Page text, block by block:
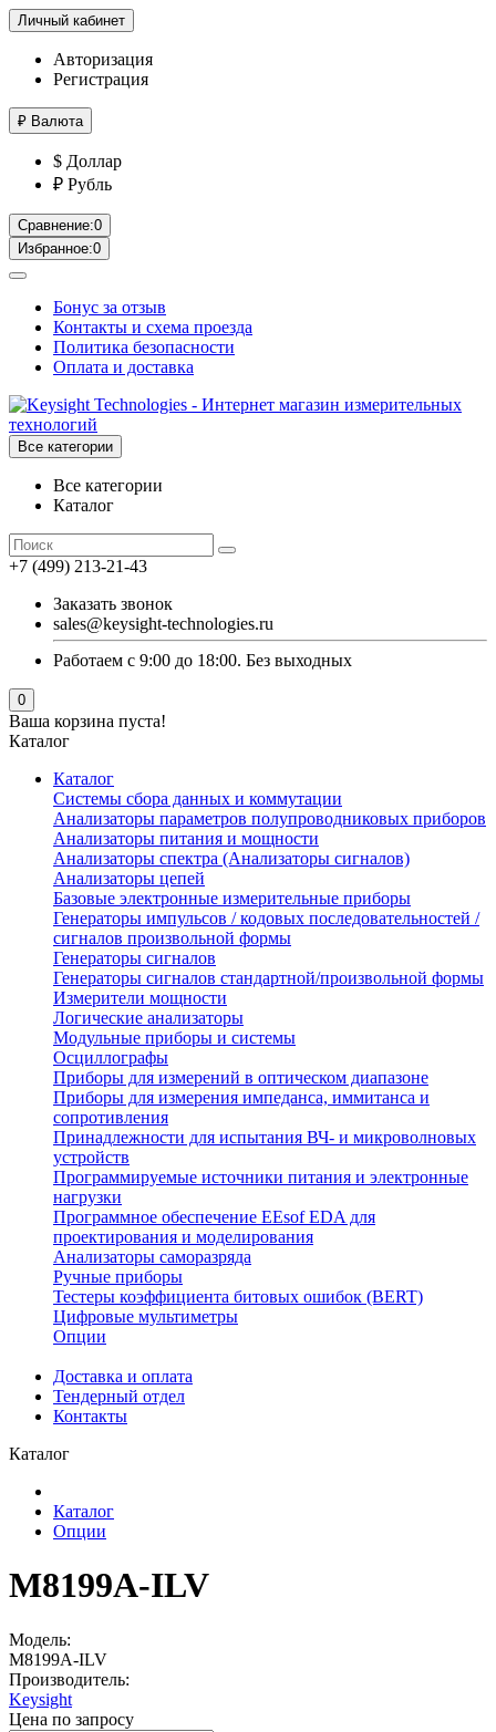
Личный кабинет
Авторизация
Регистрация
₽ Валюта
$ Доллар
₽ Рубль
Сравнение:0
Избранное:0
Бонус за отзыв
Контакты и схема проезда
Политика безопасности
Оплата и доставка
Все категории
Все категории
Каталог
+7 (499) 213-21-43
Заказать звонок
sales@keysight-technologies.ru
Работаем с 9:00 до 18:00. Без выходных
0
Ваша корзина пуста!
Каталог
Каталог
Cистемы сбора данных и коммутации
Анализаторы параметров полупроводниковых приборов
Анализаторы питания и мощности
Анализаторы спектра (Анализаторы сигналов)
Анализаторы цепей
Базовые электронные измерительные приборы
Генераторы импульсов / кодовых последовательностей /
сигналов произвольной формы
Генераторы сигналов
Генераторы сигналов стандартной/произвольной формы
Измерители мощности
Логические анализаторы
Модульные приборы и системы
Осциллографы
Приборы для измерений в оптическом диапазоне
Приборы для измерения импеданса, иммитанса и
сопротивления
Принадлежности для испытания ВЧ- и микроволновых
устройств
Программируемые источники питания и электронные
нагрузки
Программное обеспечение EEsof EDA для
проектирования и моделирования
Анализаторы саморазряда
Ручные приборы
Тестеры коэффициента битовых ошибок (BERT)
Цифровые мультиметры
Опции
Доставка и оплата
Тендерный отдел
Контакты
Каталог
Каталог
Опции
M8199A-ILV
Модель:
M8199A-ILV
Производитель:
Keysight
Цена по запросу